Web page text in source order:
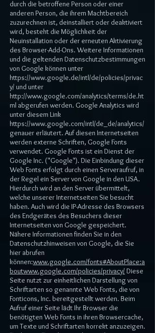
durch die betroffene Person oder einer
anderen Person, die ihrem Machtbereich
zuzurechnen ist, deinstalliert oder deaktiviert
wird, besteht die Möglichkeit der
Neuinstallation oder der erneuten Aktivierung
des Browser-Add-Ons. Weitere Informationen
und die geltenden Datenschutzbestimmungen
von Google können unter
https://www.google.de/intl/de/policies/privac
y/ und unter
http://www.google.com/analytics/terms/de.ht
ml abgerufen werden. Google Analytics wird
unter diesem Link
https://www.google.com/intl/de_de/analytics/
genauer erläutert. Auf diesen Internetseiten
werden externe Schriften, Google Fonts
verwendet. Google Fonts ist ein Dienst der
Google Inc. ("Google"). Die Einbindung dieser
Web Fonts erfolgt durch einen Serveraufruf, in
der Regel ein Server von Google in den USA.
Hierdurch wird an den Server übermittelt,
welche unserer Internetseiten Sie besucht
haben. Auch wird die IP-Adresse des Browsers
des Endgerätes des Besuchers dieser
Internetseiten von Google gespeichert.
Nähere Informationen finden Sie in den
Datenschutzhinweisen von Google, die Sie
hier abrufen
können:www.google.com/fonts#AboutPlace:a
boutwww.google.com/policies/privacy/ Diese
Seite nutzt zur einheitlichen Darstellung von
Schriftarten so genannte Web Fonts, die von
Fonticons, Inc. bereitgestellt werden. Beim
Aufruf einer Seite lädt Ihr Browser die
benötigten Web Fonts in ihren Browsercache,
um Texte und Schriftarten korrekt anzuzeigen.